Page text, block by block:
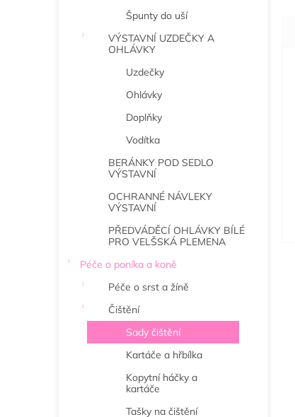
Špunty do uší
VÝSTAVNÍ UZDEČKY A
OHLÁVKY
Uzdečky
Ohlávky
Doplňky
Vodítka
BERÁNKY POD SEDLO
VÝSTAVNÍ
OCHRANNÉ NÁVLEKY
VÝSTAVNÍ
PŘEDVÁDĚCÍ OHLÁVKY BÍLÉ
PRO VELŠSKÁ PLEMENA
Péče o poníka a koně
Péče o srst a žíně
Čištění
Sady čištění
Kartáče a hřbílka
Kopytní háčky a
kartáče
Tašky na čištění